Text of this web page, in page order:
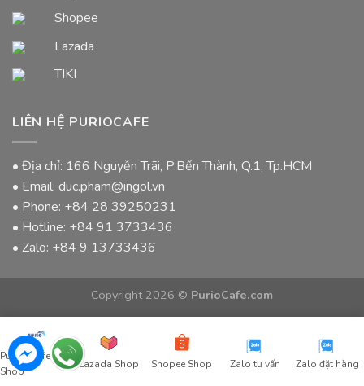
Shopee
Lazada
TIKI
LIÊN HỆ PURIOCAFE
• Địa chỉ: 166 Nguyễn Trãi, P.Bến Thành, Q.1, Tp.HCM
• Email: duc.pham@ingol.vn
• Phone: +84 28 39250231
• Hotline: +84 91 3733436
• Zalo: +84 9 13733436
Copyright 2026 © PurioCafe.com
Purio Coffee
Shop
Lazada Shop Shopee Shop Zalo tư vấn Zalo đặt hàng